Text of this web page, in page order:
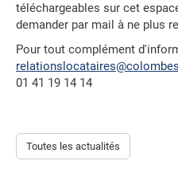
téléchargeables sur cet
demander par mail à ne plus
Pour tout complément
01 41 19 14 14
Toutes les actualités